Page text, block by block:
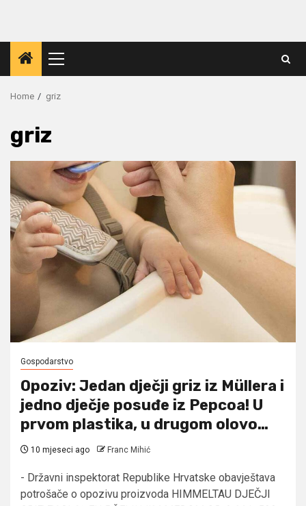
Primary
Menu
Home griz
griz
Gospodarstvo
Opoziv: Jedan dječji griz iz Müllera i
jedno dječje posuđe iz Pepcoa! U
prvom plastika, u drugom olovo…
10 mjeseci ago Franc Mihić
- Državni inspektorat Republike Hrvatske obavještava
potrošače o opozivu proizvoda HIMMELTAU DJEČJI